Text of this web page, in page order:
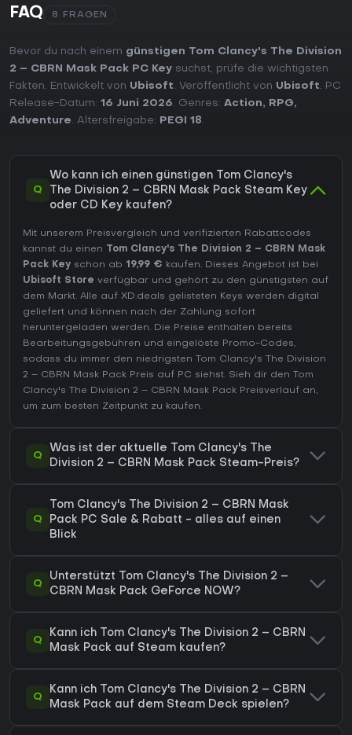
FAQ 8 FRAGEN
Bevor du nach einem günstigen Tom Clancy's The Division
2 – CBRN Mask Pack PC Key suchst, prüfe die wichtigsten
Fakten. Entwickelt von Ubisoft. Veröffentlicht von Ubisoft. PC
Release-Datum: 16 Juni 2026. Genres: Action, RPG,
Adventure. Altersfreigabe: PEGI 18.
Q
Wo kann ich einen günstigen Tom Clancy's
The Division 2 – CBRN Mask Pack Steam Key
oder CD Key kaufen?
Mit unserem Preisvergleich und verifizierten Rabattcodes
kannst du einen Tom Clancy's The Division 2 – CBRN Mask
Pack Key schon ab 19,99 € kaufen. Dieses Angebot ist bei
Ubisoft Store verfügbar und gehört zu den günstigsten auf
dem Markt. Alle auf XD.deals gelisteten Keys werden digital
geliefert und können nach der Zahlung sofort
heruntergeladen werden. Die Preise enthalten bereits
Bearbeitungsgebühren und eingelöste Promo-Codes,
sodass du immer den niedrigsten Tom Clancy's The Division
2 – CBRN Mask Pack Preis auf PC siehst. Sieh dir den Tom
Clancy's The Division 2 – CBRN Mask Pack Preisverlauf an,
um zum besten Zeitpunkt zu kaufen.
Q
Was ist der aktuelle Tom Clancy's The
Division 2 – CBRN Mask Pack Steam-Preis?
Q
Tom Clancy's The Division 2 – CBRN Mask
Pack PC Sale & Rabatt - alles auf einen
Blick
Q
Unterstützt Tom Clancy's The Division 2 –
CBRN Mask Pack GeForce NOW?
Q
Kann ich Tom Clancy's The Division 2 – CBRN
Mask Pack auf Steam kaufen?
Q
Kann ich Tom Clancy's The Division 2 – CBRN
Mask Pack auf dem Steam Deck spielen?